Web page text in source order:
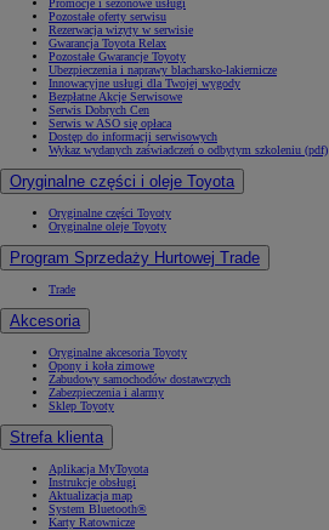
Pozostałe oferty serwisu
Rezerwacja wizyty w serwisie
Gwarancja Toyota Relax
Pozostałe Gwarancje Toyoty
Ubezpieczenia i naprawy blacharsko-lakiernicze
Innowacyjne usługi dla Twojej wygody
Bezpłatne Akcje Serwisowe
Serwis Dobrych Cen
Serwis w ASO się opłaca
Dostęp do informacji serwisowych
Wykaz wydanych zaświadczeń o odbytym szkoleniu (pdf)
Oryginalne części i oleje Toyota
Oryginalne części Toyoty
Oryginalne oleje Toyoty
Program Sprzedaży Hurtowej Trade
Trade
Akcesoria
Oryginalne akcesoria Toyoty
Opony i koła zimowe
Zabudowy samochodów dostawczych
Zabezpieczenia i alarmy
Sklep Toyoty
Strefa klienta
Aplikacja MyToyota
Instrukcje obsługi
Aktualizacja map
System Bluetooth®
Karty Ratownicze